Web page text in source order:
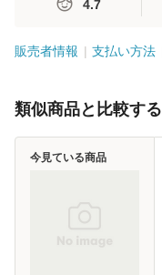
4.7
販売者情報 支払い方法
類似商品と比較する
今見ている商品